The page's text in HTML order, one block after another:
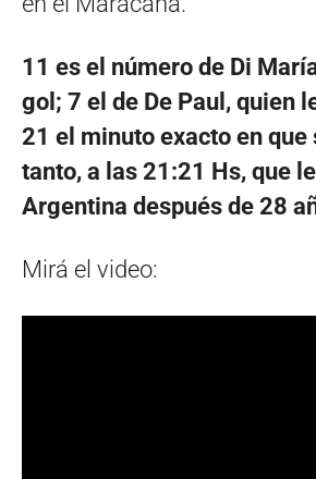
11 es el número de Di
gol; 7 el de De Paul, quien
21 el minuto exacto en que
tanto, a las 21:21 Hs, que
Argentina después de 28
Mirá el video: